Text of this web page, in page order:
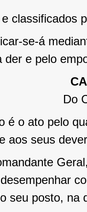
classificados
se-á
der e pelo
Do
é o ato pelo
aos seus
seu posto, na